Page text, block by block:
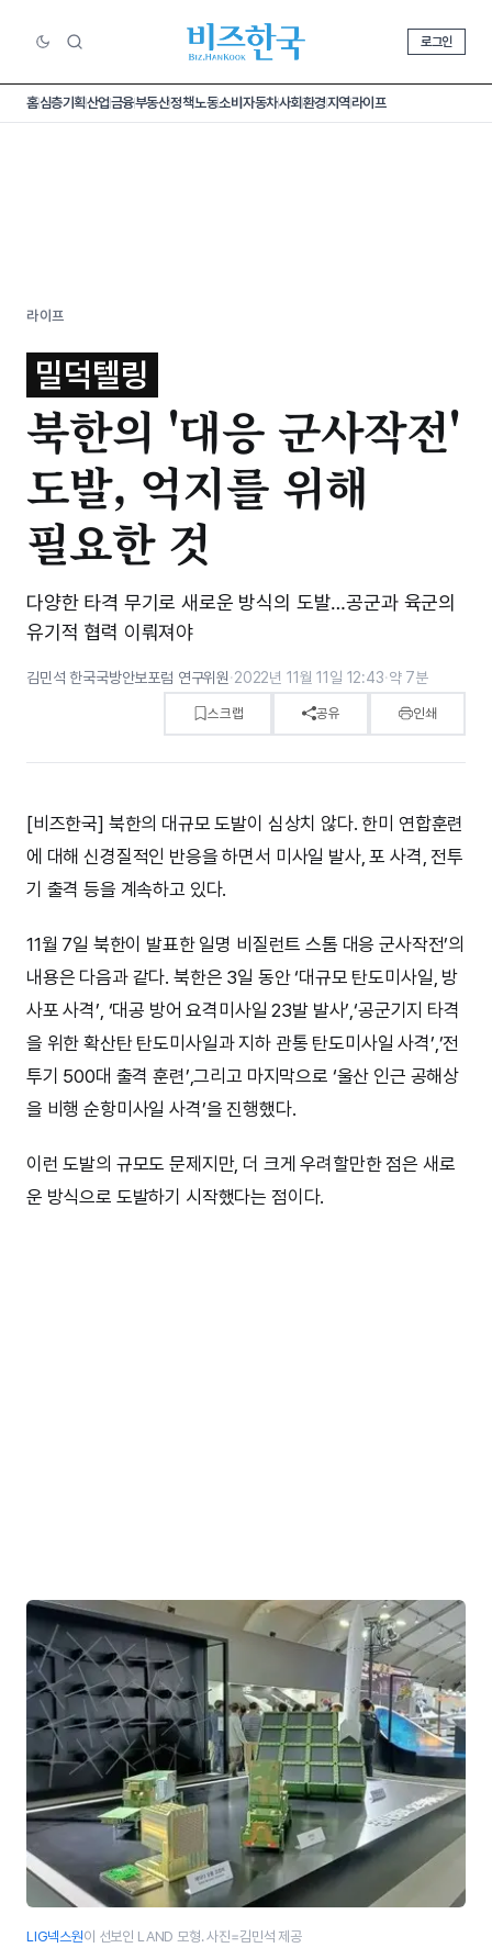
로그인
홈심층기획산업금융부동산정책노동소비 자동차사회환경지역라이프
라이프
밀덕텔링
북한의 '대응 군사작전'
도발, 억지를 위해
필요한 것
다양한 타격 무기로 새로운 방식의 도발…공군과 육군의
유기적 협력 이뤄져야
김민석 한국국방안보포럼 연구위원·2022년 11월 11일 12:43·약 7분
스크랩 공유 인쇄
[비즈한국] 북한의 대규모 도발이 심상치 않다. 한미 연합훈련
에 대해 신경질적인 반응을 하면서 미사일 발사, 포 사격, 전투
기 출격 등을 계속하고 있다.
11월 7일 북한이 발표한 일명 비질런트 스톰 대응 군사작전’의
내용은 다음과 같다. 북한은 3일 동안 ‘대규모 탄도미사일, 방
사포 사격’, ‘대공 방어 요격미사일 23발 발사’,‘공군기지 타격
을 위한 확산탄 탄도미사일과 지하 관통 탄도미사일 사격’,’전
투기 500대 출격 훈련’,그리고 마지막으로 ‘울산 인근 공해상
을 비행 순항미사일 사격’을 진행했다.
이런 도발의 규모도 문제지만, 더 크게 우려할만한 점은 새로
운 방식으로 도발하기 시작했다는 점이다.
LIG넥스원이 선보인 LAND 모형. 사진=김민석 제공